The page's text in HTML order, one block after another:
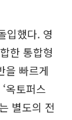
입했다. 영
한 통합형
을 빠르게
옥토퍼스
별도의 전